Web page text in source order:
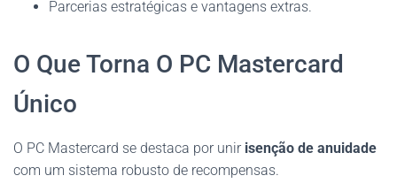
Parcerias estratégicas e vantagens extras.
O Que Torna O PC Mastercard
Único
O PC Mastercard se destaca por unir isenção de anuidade
com um sistema robusto de recompensas.